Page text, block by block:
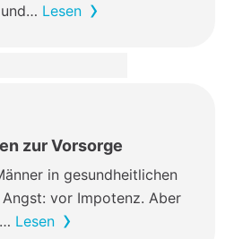
Lesen
zur Vorsorge
in gesundheitlichen
vor Impotenz. Aber
Lesen